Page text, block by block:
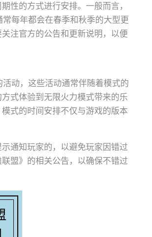
性的方式进行安排。一般而言，
每年都会在春季和秋季的大型更
注官方的公告和更新说明，以便
动，这些活动通常伴随着模式的
式体验到无限火力模式带来的乐
式的时间安排不仅与游戏的版本
通知玩家的，以避免玩家因错过
盟》的相关公告，以确保不错过